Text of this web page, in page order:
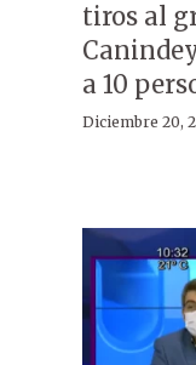
tiros al
a 10
Diciembre 20,